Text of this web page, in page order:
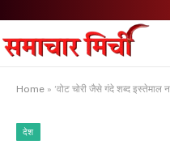
Home » ‘वोट चोरी जैसे गंदे शब्द इस्तेमाल न करें’
देश